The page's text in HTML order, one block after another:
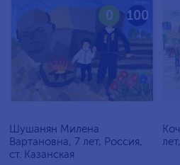
100
0
Шушанян Милена
Вартановна, 7 лет, Россия,
ст. Казанская